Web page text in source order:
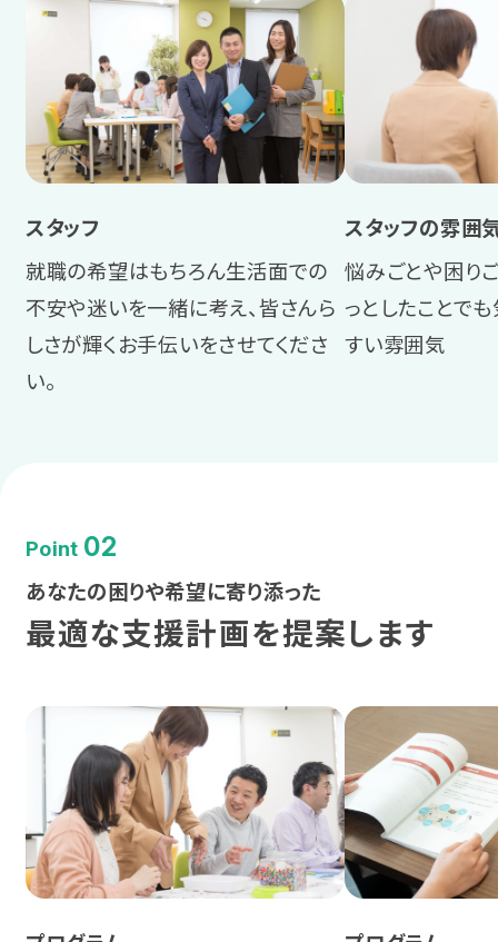
広島
山口
香川
九州・沖縄
福岡
スタッフ
就職の希望はもちろん生活面での
不安や迷いを一緒に考え、皆さんら
しさが輝くお手伝いをさせてくださ
い。
スタッフの雰囲
悩みごとや困り
っとしたことで
すい雰囲気
Point 02
あなたの困りや希望に寄り添った
最適な支援計画を提案します